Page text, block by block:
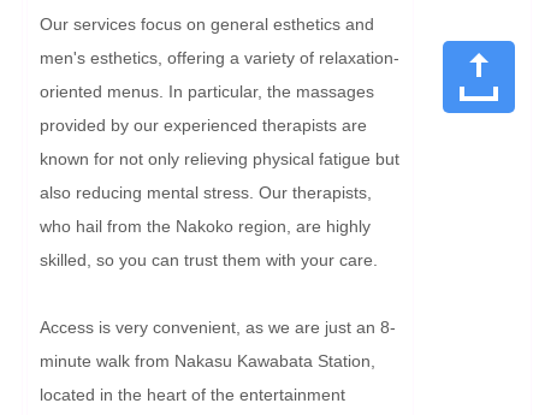
Our services focus on general esthetics and
men's esthetics, offering a variety of relaxation-
oriented menus. In particular, the massages
provided by our experienced therapists are
known for not only relieving physical fatigue but
also reducing mental stress. Our therapists,
who hail from the Nakoko region, are highly
skilled, so you can trust them with your care.
Access is very convenient, as we are just an 8-
minute walk from Nakasu Kawabata Station,
located in the heart of the entertainment